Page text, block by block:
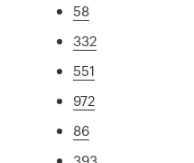
58
332
551
972
86